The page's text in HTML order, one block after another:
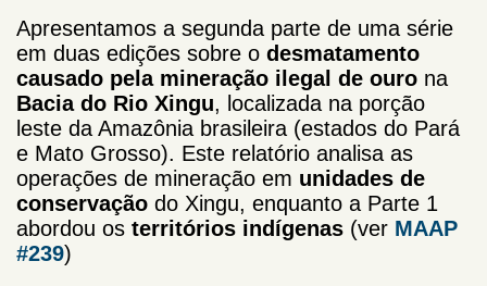
Apresentamos a segunda parte de uma série
em duas edições sobre o desmatamento
causado pela mineração ilegal de ouro na
Bacia do Rio Xingu, localizada na porção
leste da Amazônia brasileira (estados do Pará
e Mato Grosso). Este relatório analisa as
operações de mineração em unidades de
conservação do Xingu, enquanto a Parte 1
abordou os territórios indígenas (ver MAAP
#239)